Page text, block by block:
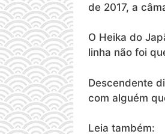
de 2017, a
O Heika do
linha não foi
Descendente
com alguém
Leia também: